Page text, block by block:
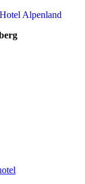
Hotel Alpenland